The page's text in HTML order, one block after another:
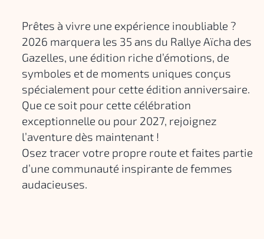
Prêtes à vivre une expérience inoubliable ?
2026 marquera les 35 ans du Rallye Aïcha des
Gazelles, une édition riche d’émotions, de
symboles et de moments uniques conçus
spécialement pour cette édition anniversaire.
Que ce soit pour cette célébration
exceptionnelle ou pour 2027, rejoignez
l’aventure dès maintenant !
Osez tracer votre propre route et faites partie
d’une communauté inspirante de femmes
audacieuses.